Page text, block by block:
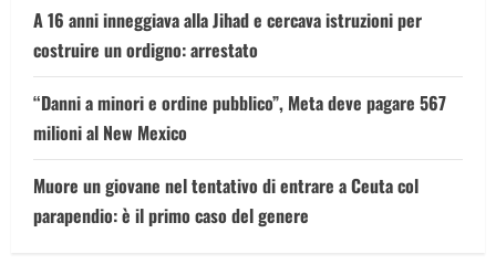
A 16 anni inneggiava alla Jihad e cercava istruzioni per
costruire un ordigno: arrestato
“Danni a minori e ordine pubblico”, Meta deve pagare 567
milioni al New Mexico
Muore un giovane nel tentativo di entrare a Ceuta col
parapendio: è il primo caso del genere